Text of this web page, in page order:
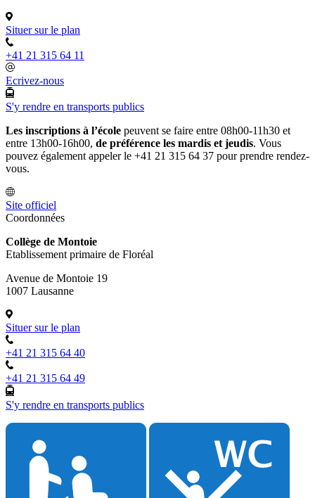
Situer sur le plan
+41 21 315 64 11
Ecrivez-nous
S'y rendre en transports publics
Les inscriptions à l’école peuvent se faire entre 08h00-11h30 et
entre 13h00-16h00, de préférence les mardis et jeudis. Vous
pouvez également appeler le +41 21 315 64 37 pour prendre rendez-
vous.
Site officiel
Coordonnées
Collège de Montoie
Etablissement primaire de Floréal
Avenue de Montoie 19
1007 Lausanne
Situer sur le plan
+41 21 315 64 40
+41 21 315 64 49
S'y rendre en transports publics